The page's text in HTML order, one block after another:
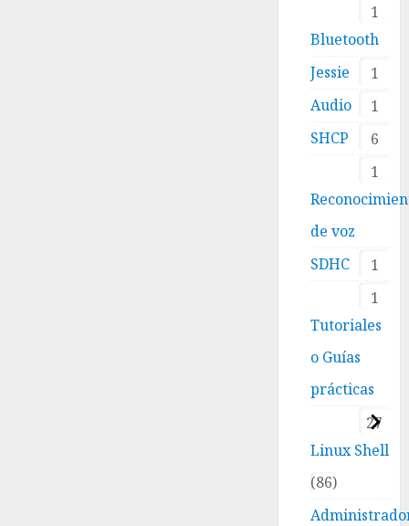
1
Bluetooth
1
Jessie
1
Audio
6
SHCP
1
de voz
1
SDHC
1
Tutoriales
o Guías
prácticas
27
Linux Shell
86